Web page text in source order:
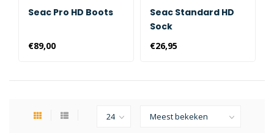
Seac Pro HD Boots
€89,00
Seac Standard HD
Sock
€26,95